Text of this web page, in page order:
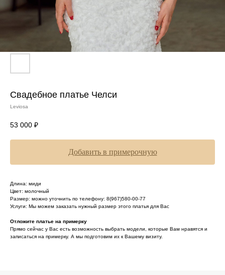
Свадебное платье Челси
Leviosa
53 000 ₽
Добавить в примерочную
Длина: миди
Цвет: молочный
Размер: можно уточнить по телефону: 8(967)580-00-77
Услуги: Мы можем заказать нужный размер этого платья для Вас
Отложите платье на примерку
Прямо сейчас у Вас есть возможность выбрать модели, которые Вам нравятся и
записаться на примерку. А мы подготовим их к Вашему визиту.